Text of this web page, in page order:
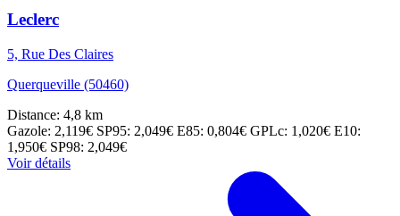
Leclerc
5, Rue Des Claires
Querqueville (50460)
Distance: 4,8 km
Gazole: 2,119€ SP95: 2,049€ E85: 0,804€ GPLc: 1,020€ E10:
1,950€ SP98: 2,049€
Voir détails